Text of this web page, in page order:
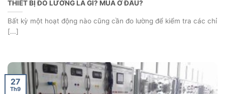
THIẾT BỊ ĐO LƯỜNG LÀ GÌ? MUA Ở ĐÂU?
Bất kỳ một hoạt động nào cũng cần đo lường để kiểm tra các chỉ
[...]
27
Th9